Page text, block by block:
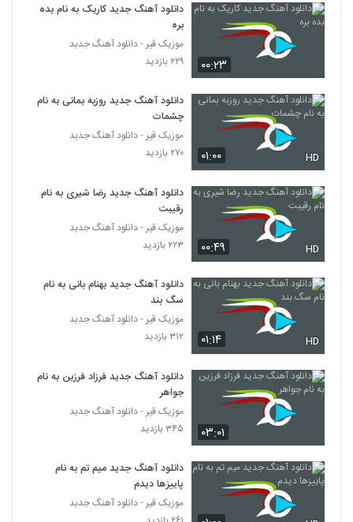
۰۰:۲۳
دانلود آهنگ جدید کاریک به نام بده
بره
موزیک قیر - دانلود آهنگ جدبد
۲۲۹ بازدید
۰۱:۰۰ HD
دانلود آهنگ جدید روزبه بمانی به نام
چشمات
موزیک قیر - دانلود آهنگ جدبد
۲۷۰ بازدید
۰۰:۴۹ HD
دانلود آهنگ جدید رضا شیری به نام
رقیبت
موزیک قیر - دانلود آهنگ جدبد
۲۲۳ بازدید
۰۱:۱۴ HD
دانلود آهنگ جدید بهنام بانی به نام
سگ بند
موزیک قیر - دانلود آهنگ جدبد
۳۱۲ بازدید
۰۳:۰۱
دانلود آهنگ جدید فرزاد فرزین به نام
جواهر
موزیک قیر - دانلود آهنگ جدبد
۳۴۵ بازدید
دانلود آهنگ جدید میم تم به نام
پاییزها دیدم
موزیک قیر - دانلود آهنگ جدبد